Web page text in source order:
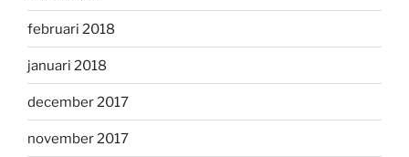
februari 2018
januari 2018
december 2017
november 2017